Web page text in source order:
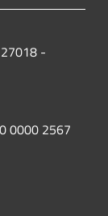
-
0000 2567